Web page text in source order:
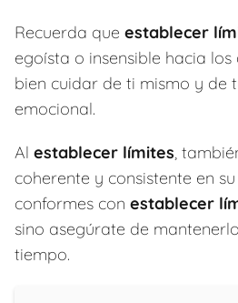
Recuerda que establecer
egoísta o insensible hacia los
bien cuidar de ti mismo y de
emocional.
Al establecer límites,
coherente y consistente en
conformes con establecer
sino asegúrate de
tiempo.